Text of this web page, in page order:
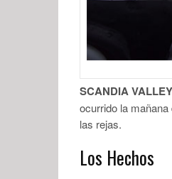
SCANDIA
ocurrido la
las rejas.
Los Hechos